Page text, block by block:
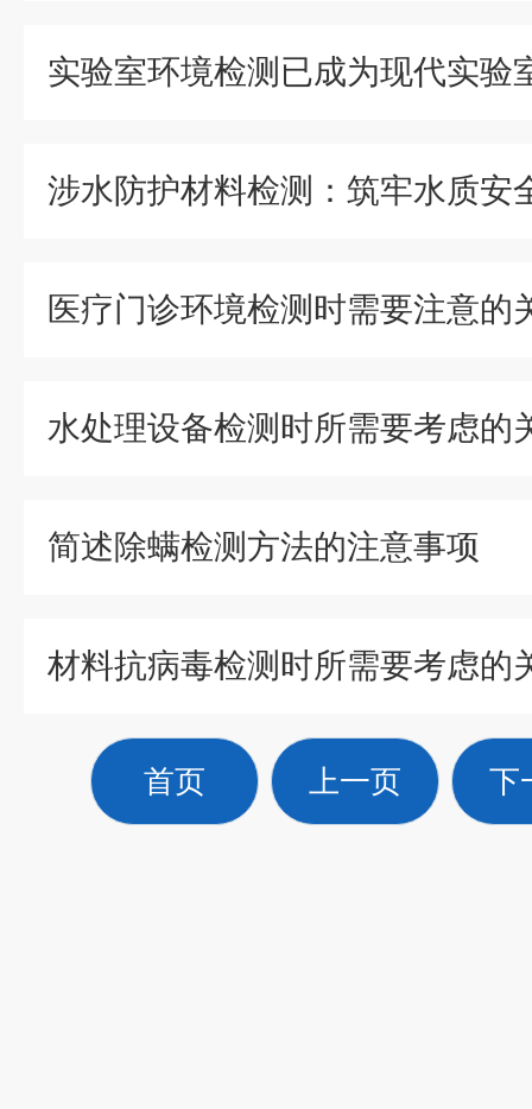
简述除螨检测方法的注意事项
首页 上一页 下